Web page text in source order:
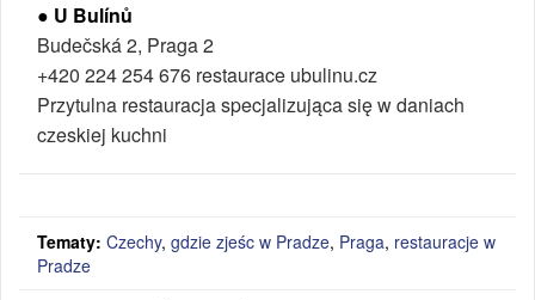
● U Bulínů
Budečská 2, Praga 2
+420 224 254 676 restaurace ubulinu.cz
Przytulna restauracja specjalizująca się w daniach
czeskiej kuchni
Tematy: Czechy, gdzie zjeśc w Pradze, Praga, restauracje w
Pradze